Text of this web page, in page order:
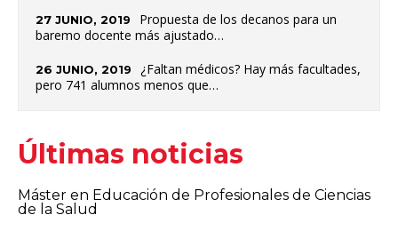
27 JUNIO, 2019
Propuesta de los decanos para un
baremo docente más ajustado…
26 JUNIO, 2019
¿Faltan médicos? Hay más facultades,
pero 741 alumnos menos que…
Últimas noticias
Máster en Educación de Profesionales de Ciencias
de la Salud